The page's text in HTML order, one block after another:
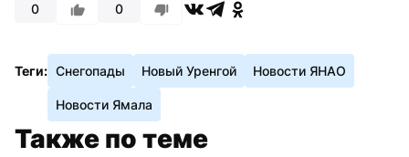
0 0
Теги: Снегопады Новый Уренгой Новости ЯНАО
Новости Ямала
Также по теме